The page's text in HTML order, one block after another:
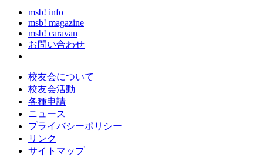
msb! info
msb! magazine
msb! caravan
お問い合わせ
校友会について
校友会活動
各種申請
ニュース
プライバシーポリシー
リンク
サイトマップ